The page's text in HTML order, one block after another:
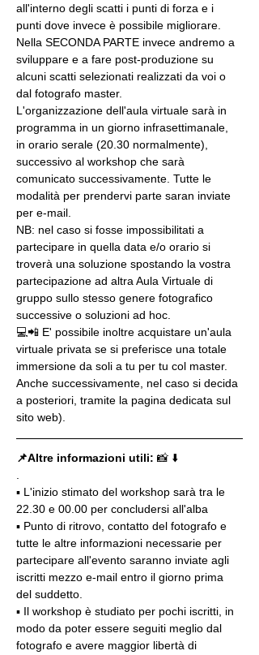
all'interno degli scatti i punti di forza e i
punti dove invece è possibile migliorare.
Nella SECONDA PARTE invece andremo a
sviluppare e a fare post-produzione su
alcuni scatti selezionati realizzati da voi o
dal fotografo master.
L'organizzazione dell'aula virtuale sarà in
programma in un giorno infrasettimanale,
in orario serale (20.30 normalmente),
successivo al workshop che sarà
comunicato successivamente. Tutte le
modalità per prendervi parte saran inviate
per e-mail.
NB: nel caso si fosse impossibilitati a
partecipare in quella data e/o orario si
troverà una soluzione spostando la vostra
partecipazione ad altra Aula Virtuale di
gruppo sullo stesso genere fotografico
successive o soluzioni ad hoc.
💻📲 E' possibile inoltre acquistare un'aula
virtuale privata se si preferisce una totale
immersione da soli a tu per tu col master.
Anche successivamente, nel caso si decida
a posteriori, tramite la pagina dedicata sul
sito web).
📌Altre informazioni utili: 📸 ⬇️
▪️ L'inizio stimato del workshop sarà tra le
22.30 e 00.00 per concludersi all'alba
▪️ Punto di ritrovo, contatto del fotografo e
tutte le altre informazioni necessarie per
partecipare all'evento saranno inviate agli
iscritti mezzo e-mail entro il giorno prima
del suddetto.
▪️ Il workshop è studiato per pochi iscritti, in
modo da poter essere seguiti meglio dal
fotografo e avere maggior libertà di